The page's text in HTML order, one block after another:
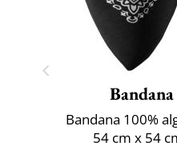
Bandana
Bandana 100%
54 cm x 54